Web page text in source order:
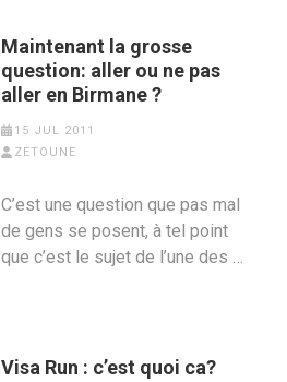
Maintenant la grosse
question: aller ou ne pas
aller en Birmane ?
15 JUL 2011
ZETOUNE
C’est une question que pas mal
de gens se posent, à tel point
que c’est le sujet de l’une des …
Visa Run : c’est quoi ca?